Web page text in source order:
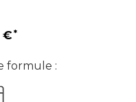
€
formule :